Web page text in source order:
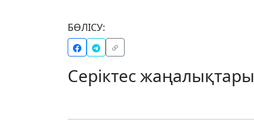
БӨЛІСУ:
Серіктес жаңалықтары